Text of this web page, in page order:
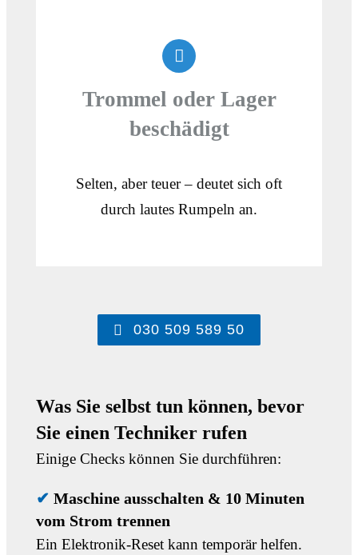
Trommel oder Lager
beschädigt
Selten, aber teuer – deutet sich oft
durch lautes Rumpeln an.
030 509 589 50
Was Sie selbst tun können, bevor
Sie einen Techniker rufen
Einige Checks können Sie durchführen:
✔ Maschine ausschalten & 10 Minuten
vom Strom trennen
Ein Elektronik-Reset kann temporär helfen.